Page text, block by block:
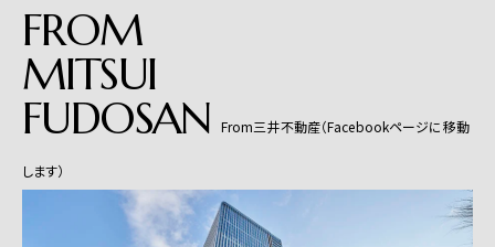
FROM
MITSUI
FUDOSAN From三井不動産（Facebookページに移動
します）